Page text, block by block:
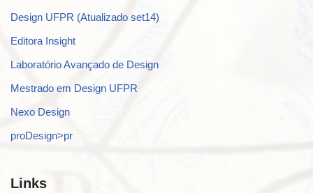
Design UFPR (Atualizado set14)
Editora Insight
Laboratório Avançado de Design
Mestrado em Design UFPR
Nexo Design
proDesign>pr
Links